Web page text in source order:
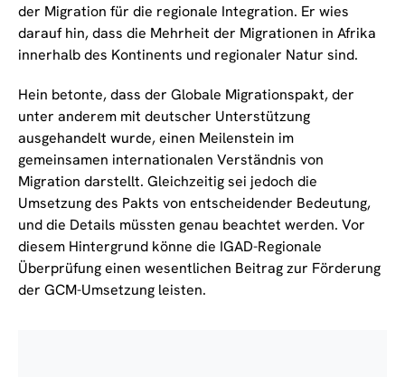
der Migration für die regionale Integration. Er wies
darauf hin, dass die Mehrheit der Migrationen in Afrika
innerhalb des Kontinents und regionaler Natur sind.
Hein betonte, dass der Globale Migrationspakt, der
unter anderem mit deutscher Unterstützung
ausgehandelt wurde, einen Meilenstein im
gemeinsamen internationalen Verständnis von
Migration darstellt. Gleichzeitig sei jedoch die
Umsetzung des Pakts von entscheidender Bedeutung,
und die Details müssten genau beachtet werden. Vor
diesem Hintergrund könne die IGAD-Regionale
Überprüfung einen wesentlichen Beitrag zur Förderung
der GCM-Umsetzung leisten.